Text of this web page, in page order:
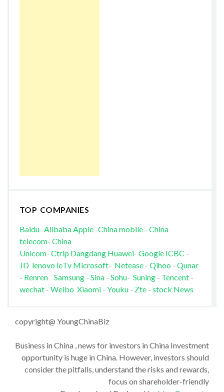
TOP COMPANIES
Baidu AlibabaApple-China mobile- China
telecom- China
Unicom- Ctrip Dangdang Huawei- Google ICBC -
JD lenovo leTv Microsoft- Netease- Qihoo - Qunar
- Renren Samsung- Sina- Sohu- Suning- Tencent-
wechat - Weibo Xiaomi- Youku - Zte- stock News
copyright@ YoungChinaBiz
Business in China , news for investors in China Investment
opportunity is huge in China. However, investors should
consider the pitfalls, understand the risks and rewards,
focus on shareholder-friendly